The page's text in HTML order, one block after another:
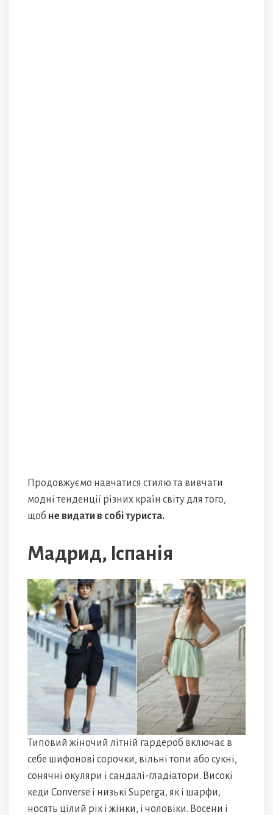
Продовжуємо навчатися стилю та вивчати
модні тенденції різних країн світу для того,
щоб не видати в собі туриста.
Мадрид, Іспанія
Типовий жіночий літній гардероб включає в
себе шифонові сорочки, вільні топи або сукні,
сонячні окуляри і сандалі-гладіатори. Високі
кеди Converse і низькі Superga, як і шарфи,
носять цілий рік і жінки, і чоловіки. Восени і